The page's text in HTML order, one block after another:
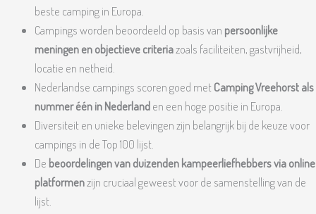
beste camping in Europa.
Campings worden beoordeeld op basis van persoonlijke
meningen en objectieve criteriazoals faciliteiten, gastvrijheid,
locatie en netheid.
Nederlandse campings scoren goed metCamping Vreehorst als
nummer één in Nederlanden een hoge positie in Europa.
Diversiteit en unieke belevingen zijn belangrijk bij de keuze voor
campings in de Top 100 lijst.
De beoordelingen van duizenden kampeerliefhebbers via online
platformenzijn cruciaal geweest voor de samenstelling van de
lijst.